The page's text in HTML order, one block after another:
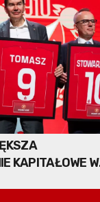
KAPITAŁOWE W